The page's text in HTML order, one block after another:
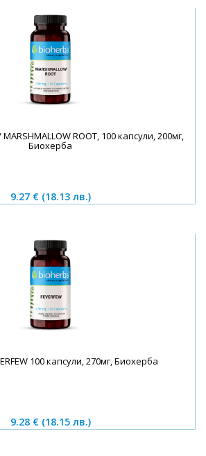
ROOT, 100 капсули, 200мг,
Биохерба
9.27 € (18.13 лв.)
100 капсули, 270мг, Биохерба
9.28 € (18.15 лв.)